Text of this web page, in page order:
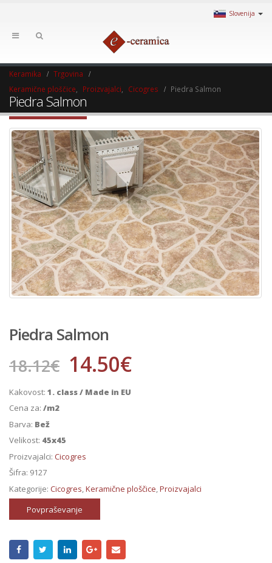
Slovenija
Keramika
Trgovina
Keramične ploščice
Proizvajalci Cicogres Piedra Salmon
Piedra Salmon
Piedra Salmon
18.12€ 14.50€
Kakovost: 1. class / Made in EU
Cena za: /m2
Barva: Bež
Velikost: 45x45
Proizvajalci: Cicogres
Šifra: 9127
Kategorije: Cicogres,Keramične ploščice,Proizvajalci
Povpraševanje